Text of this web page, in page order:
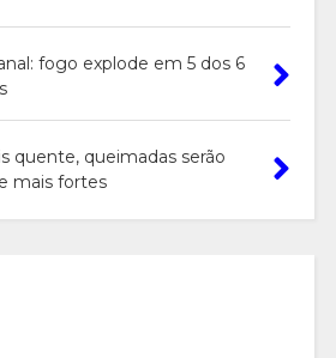
fogo explode em 5 dos 6
quente, queimadas serão
mais fortes